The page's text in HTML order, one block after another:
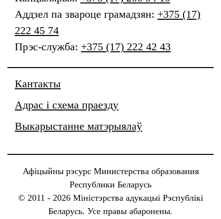
Аддзел па звароце грамадзян: +375 (17)
222 45 74
Прэс-служба: +375 (17) 222 42 43
Кантакты
Адрас і схема праезду
Выкарыстанне матэрыялаў
Афіцыйны рэсурс Министерства образования
Республики Беларусь
© 2011 - 2026 Міністэрства адукацыі Рэспублікі
Беларусь. Усе правы абаронены.